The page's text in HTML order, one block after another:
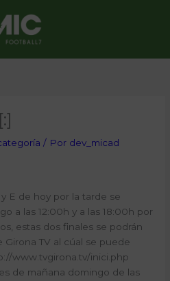
/ Por dev_micad
E de hoy por la tarde se
a las 12:00h y a las 18:00h por
estas dos finales se podrán
TV al cúal se puede
www.tvgirona.tv/inici.php
de mañana domingo de las